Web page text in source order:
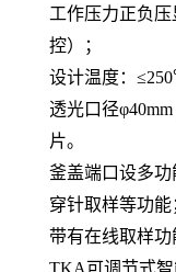
工作压力正负压
控）；
设计温度：≤250
透光口径φ40mm
片。
釜盖端口设多
穿针取样等功能
带有在线取样功
TKA可调节式